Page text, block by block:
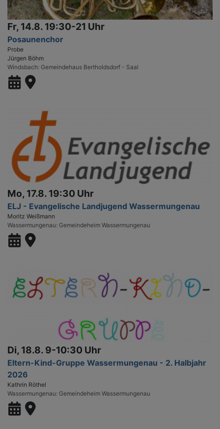
Fr, 14.8. 19:30-21 Uhr
Posaunenchor
Probe
Jürgen Böhm
Windsbach Gemeindehaus Bertholdsdorf - Saal
Mo, 17.8. 19:30 Uhr
ELJ - Evangelische Landjugend Wassermungenau
Moritz Weißmann
Wassermungenau Gemeindeheim Wassermungenau
Di, 18.8. 9-10:30 Uhr
Eltern-Kind-Gruppe Wassermungenau - 2. Halbjahr
2026
Kathrin Röthel
Wassermungenau Gemeindeheim Wassermungenau